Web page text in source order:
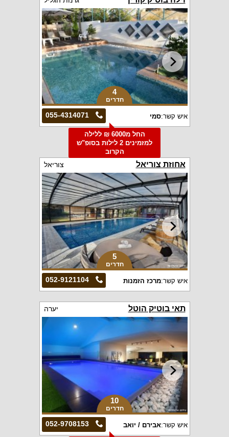
4
חדרים
055-4314071 איש קשר:סמי
החל מ6000 ₪ ללילה
למזמינים 2 לילות בסופ"ש
הקרוב
אחוזת צוריאל צוריאל
5
חדרים
052-9121104 איש קשר:מרכז הזמנות
תאי בוטיק הוטל יערה
10
חדרים
052-9708153 איש קשר:אבירם / יואב